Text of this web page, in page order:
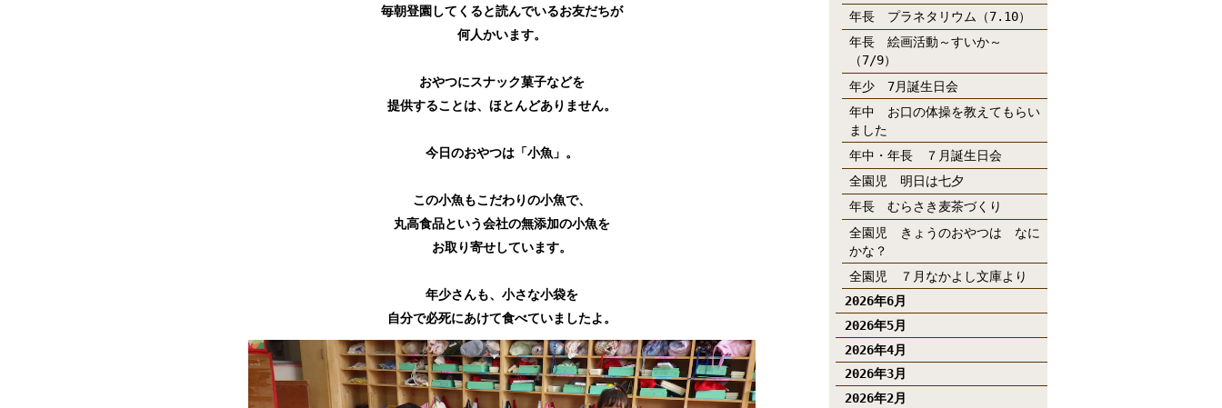
毎朝登園してくると読んでいるお友だちが
何人かいます。
おやつにスナック菓子などを
提供することは、ほとんどありません。
今日のおやつは「小魚」。
この小魚もこだわりの小魚で、
丸高食品という会社の無添加の小魚を
お取り寄せしています。
年少さんも、小さな小袋を
自分で必死にあけて食べていましたよ。
年長 プラネタリウム（7.10）
年長 絵画活動～すいか～
（7/9）
年少 7月誕生日会
年中 お口の体操を教えてもらい
ました
年中・年長 ７月誕生日会
全園児 明日は七夕
年長 むらさき麦茶づくり
全園児 きょうのおやつは なに
かな？
全園児 ７月なかよし文庫より
2026年6月
2026年5月
2026年4月
2026年3月
2026年2月